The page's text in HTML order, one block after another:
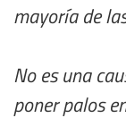
mayoría de
No es una
poner palos